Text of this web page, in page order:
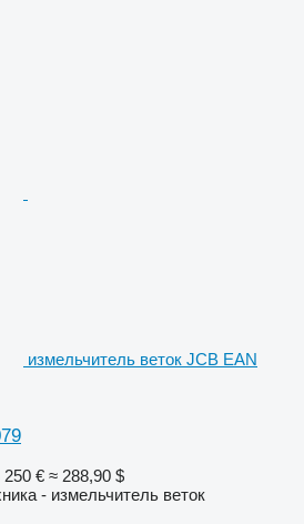
измельчитель веток JCB EAN
250 € ≈ 288,90 $
- измельчитель веток